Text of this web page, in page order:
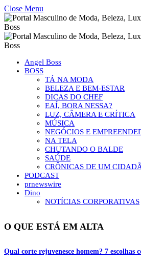
Close Menu
Angel Boss
BOSS
TÁ NA MODA
BELEZA E BEM-ESTAR
DICAS DO CHEF
EAÍ, BORA NESSA?
LUZ, CÂMERA E CRÍTICA
MÚSICA
NEGÓCIOS E
NA TELA
CHUTANDO O BALDE
SAÚDE
CRÔNICAS DE UM
PODCAST
prnewswire
Dino
NOTÍCIAS CORPORATIVAS
O QUE ESTÁ EM ALTA
Qual corte rejuvenesce homem? 7 escolhas